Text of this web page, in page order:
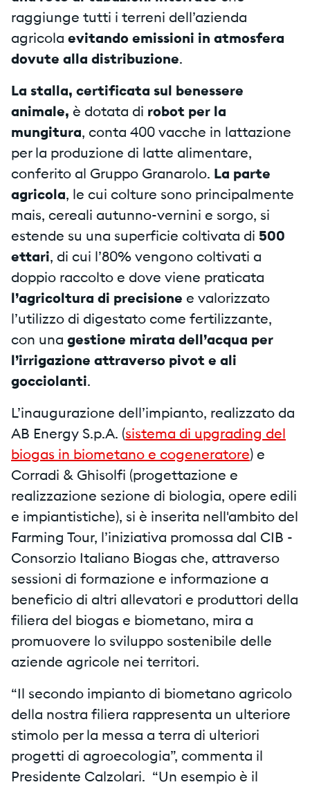
raggiunge tutti i terreni dell’azienda
agricola evitando emissioni in atmosfera
dovute alla distribuzione.
La stalla, certificata sul benessere
animale, è dotata di robot per la
mungitura, conta 400 vacche in lattazione
per la produzione di latte alimentare,
conferito al Gruppo Granarolo. La parte
agricola, le cui colture sono principalmente
mais, cereali autunno-vernini e sorgo, si
estende su una superficie coltivata di 500
ettari, di cui l’80% vengono coltivati a
doppio raccolto e dove viene praticata
l’agricoltura di precisione e valorizzato
l’utilizzo di digestato come fertilizzante,
con una gestione mirata dell’acqua per
l’irrigazione attraverso pivot e ali
gocciolanti.
L’inaugurazione dell’impianto, realizzato da
AB Energy S.p.A. (sistema di upgrading del
biogas in biometano e cogeneratore) e
Corradi & Ghisolfi (progettazione e
realizzazione sezione di biologia, opere edili
e impiantistiche), si è inserita nell'ambito del
Farming Tour, l’iniziativa promossa dal CIB -
Consorzio Italiano Biogas che, attraverso
sessioni di formazione e informazione a
beneficio di altri allevatori e produttori della
filiera del biogas e biometano, mira a
promuovere lo sviluppo sostenibile delle
aziende agricole nei territori.
“Il secondo impianto di biometano agricolo
della nostra filiera rappresenta un ulteriore
stimolo per la messa a terra di ulteriori
progetti di agroecologia”, commenta il
Presidente Calzolari. “Un esempio è il